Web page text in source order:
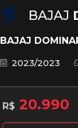
BAJAJ
BAJAJ
2023/2023
R$ 20.990